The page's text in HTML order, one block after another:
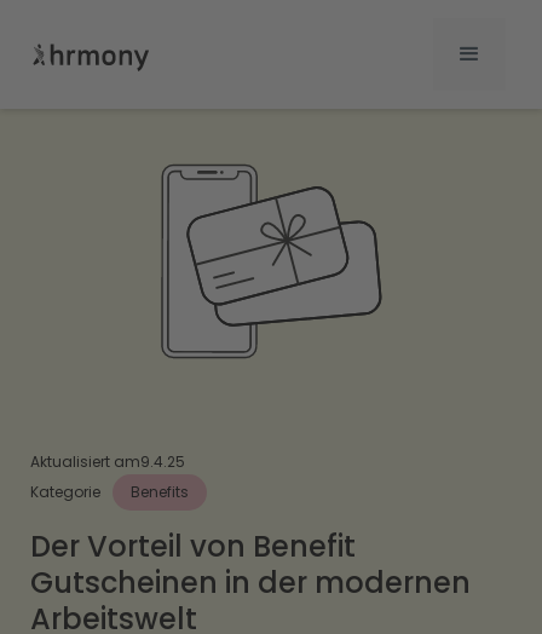
Aktualisiert am9.4.25
Kategorie
Benefits
Der Vorteil von Benefit
Gutscheinen in der modernen
Arbeitswelt